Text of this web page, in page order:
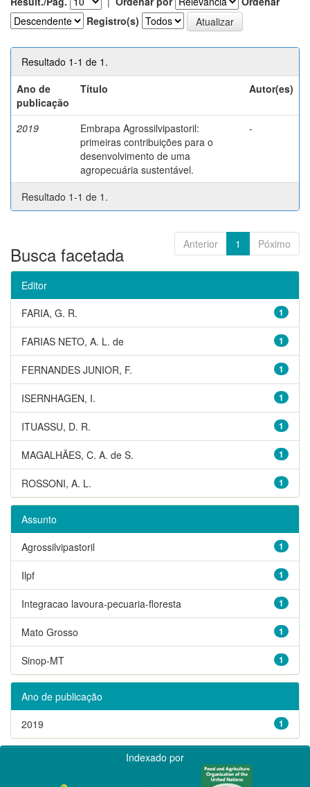
Registro(s)
Resultado 1-1 de 1.
Ano de
publicação
Título Autor(es)
2019
Embrapa Agrossilvipastoril:
primeiras contribuições para o
desenvolvimento de uma
agropecuária sustentável.
-
Resultado 1-1 de 1.
Anterior 1 Póximo
Busca facetada
Editor
1
FARIA, G. R.
1
FARIAS NETO, A. L. de
1
FERNANDES JUNIOR, F.
1
ISERNHAGEN, I.
1
ITUASSU, D. R.
1
MAGALHÃES, C. A. de S.
1
ROSSONI, A. L.
Assunto
1
Agrossilvipastoril
1
Ilpf
1
Integracao lavoura-pecuaria-floresta
1
Mato Grosso
1
Sinop-MT
Ano de publicação
1
2019
Indexado por